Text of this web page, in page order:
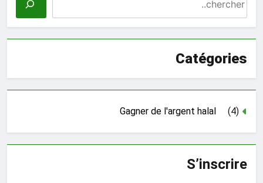
Catégories
Gagner de l'argent halal (4)
S’inscrire